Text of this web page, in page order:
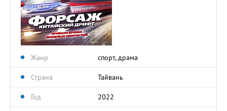
Жанр спорт, драма
Страна Тайвань
Год 2022